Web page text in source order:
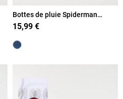
Bottes de pluie Spiderman
garçon (24-30)
15,99 €